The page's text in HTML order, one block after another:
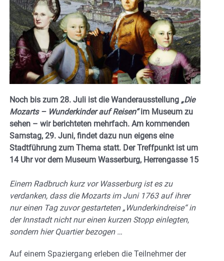
Noch bis zum 28. Juli ist die Wanderausstellung „Die
Mozarts – Wunderkinder auf Reisen“im Museum zu
sehen – wir berichteten mehrfach. Am kommenden
Samstag, 29. Juni, findet dazu nun eigens eine
Stadtführung zum Thema statt. Der Treffpunkt ist um
14 Uhr vor dem Museum Wasserburg, Herrengasse 15
Einem Radbruch kurz vor Wasserburg ist es zu
verdanken, dass die Mozarts im Juni 1763 auf ihrer
nur einen Tag zuvor gestarteten „Wunderkindreise“ in
der Innstadt nicht nur einen kurzen Stopp einlegten,
sondern hier Quartier bezogen …
Auf einem Spaziergang erleben die Teilnehmer der